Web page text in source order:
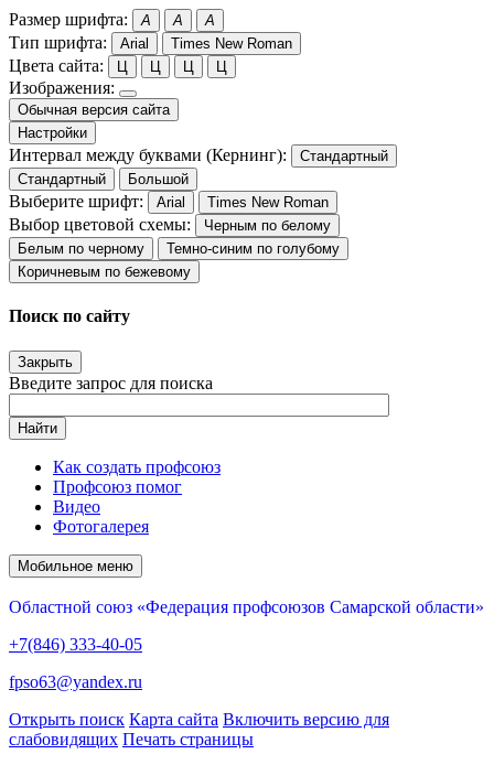
Размер шрифта: A A A
Тип шрифта: Arial Times New Roman
Цвета сайта: Ц Ц Ц Ц
Изображения:
Обычная версия сайта
Настройки
Интервал между буквами (Кернинг):
Стандартный
Стандартный
Большой
Выберите шрифт: Arial Times New Roman
Выбор цветовой схемы:
Черным по белому
Белым по черному
Темно-синим по голубому
Коричневым по бежевому
Поиск по сайту
Закрыть
Введите запрос для поиска
Найти
Как создать профсоюз
Профсоюз помог
Видео
Фотогалерея
Мобильное меню
Областной союз «Федерация профсоюзов Самарской области»
+7(846) 333-40-05
fpso63@yandex.ru
Открыть поиск Карта сайта Включить версию для
слабовидящих Печать страницы